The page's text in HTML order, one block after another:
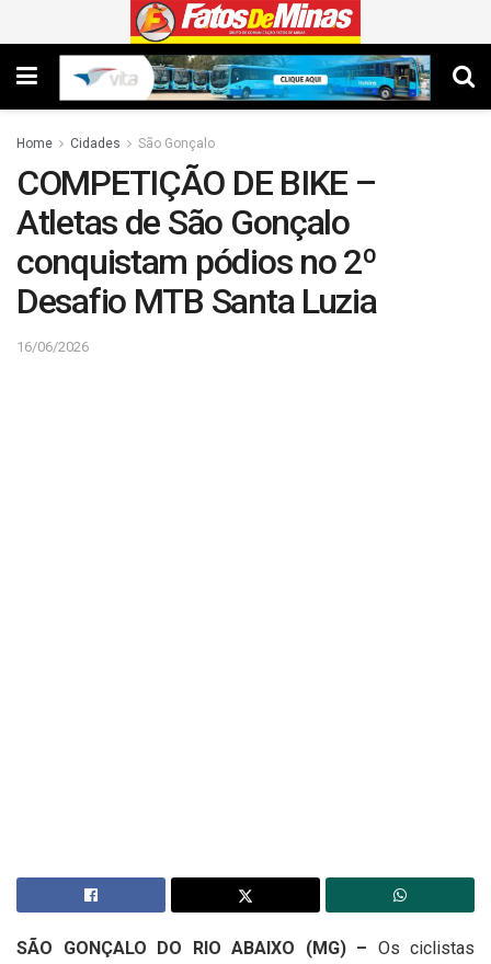
Home Cidades São Gonçalo
COMPETIÇÃO DE BIKE –
Atletas de São Gonçalo
conquistam pódios no 2º
Desafio MTB Santa Luzia
16/06/2026
SÃO GONÇALO DO RIO ABAIXO (MG) – Os ciclistas